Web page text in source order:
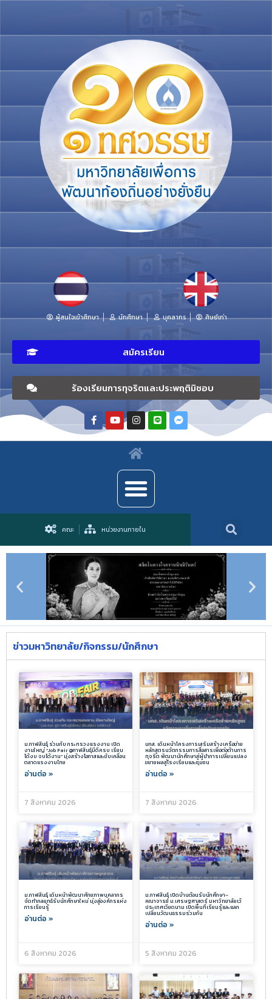
ผู้สนใจเข้าศึกษา นักศึกษา บุคลากร ศิษย์เก่า
สมัครเรียน
ร้องเรียนการทุจริตและประพฤติมิชอบ
คณะ หน่วยงานภายใน
ข่าวมหาวิทยาลัย/กิจกรรม/นักศึกษา
ม.กาฬสินธุ์ ร่วมกับ กระทรวงแรงงาน เปิด
งานใหญ่ “Job Fair @กาฬสินธุ์มีดีครบ เรียน
ได้งบ จบได้งาน” มุ่งสร้างโอกาสและขับเคลื่อน
ตลาดแรงงานไทย
อ่านต่อ »
7 สิงหาคม 2026
มกส. เดินหน้าโครงการเสริมสร้างเครือข่าย
หลักสูตรนวัตกรรมการสื่อสารเพื่อต่อต้านการ
ทุจริต พัฒนานักศึกษาสู่ผู้นำการเปลี่ยนแปลง
ขยายผลสู่โรงเรียนและชุมชน
อ่านต่อ »
7 สิงหาคม 2026
ม.กาฬสินธุ์ เดินหน้าพัฒนาศักยภาพบุคลากร
จัดทำกลยุทธ์รับนักศึกษาใหม่ มุ่งสู่องค์กรแห่ง
การเรียนรู้
อ่านต่อ »
6 สิงหาคม 2026
ม.กาฬสินธุ์ เปิดบ้านต้อนรับนักศึกษา–
คณาจารย์ ม.เศรษฐศาสตร์ มหาวิทยาลัยเว้
ประเทศเวียดนาม เปิดพื้นที่เรียนรู้และแลก
เปลี่ยนวัฒนธรรมร่วมกัน
อ่านต่อ »
5 สิงหาคม 2026